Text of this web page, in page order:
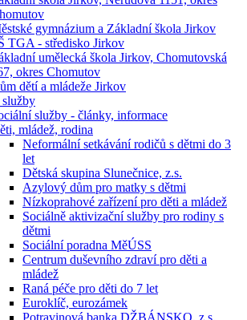
gymnázium a Základní škola Jirkov
TGA - středisko Jirkov
umělecká škola Jirkov, Chomutovská
okres Chomutov
dětí a mládeže Jirkov
služby - články, informace
mládež, rodina
Neformální setkávání rodičů s dětmi do 3
let
Dětská skupina Slunečnice, z.s.
Azylový dům pro matky s dětmi
Nízkoprahové zařízení pro děti a mládež
Sociálně aktivizační služby pro rodiny s
dětmi
Sociální poradna MěÚSS
Centrum duševního zdraví pro děti a
mládež
Raná péče pro děti do 7 let
Euroklíč, eurozámek
Potravinová banka DŽBÁNSKO, z.s.